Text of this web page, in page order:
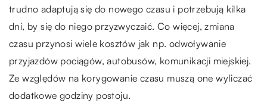
trudno adaptują się do nowego czasu i potrzebują kilka
dni, by się do niego przyzwyczaić. Co więcej, zmiana
czasu przynosi wiele kosztów jak np. odwoływanie
przyjazdów pociągów, autobusów, komunikacji miejskiej.
Ze względów na korygowanie czasu muszą one wyliczać
dodatkowe godziny postoju.